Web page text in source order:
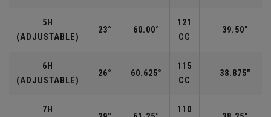
5H
(ADJUSTABLE)
23° 60.00°
121
CC
39.50"
6H
(ADJUSTABLE)
26° 60.625°
115
CC
38.875"
7H 110